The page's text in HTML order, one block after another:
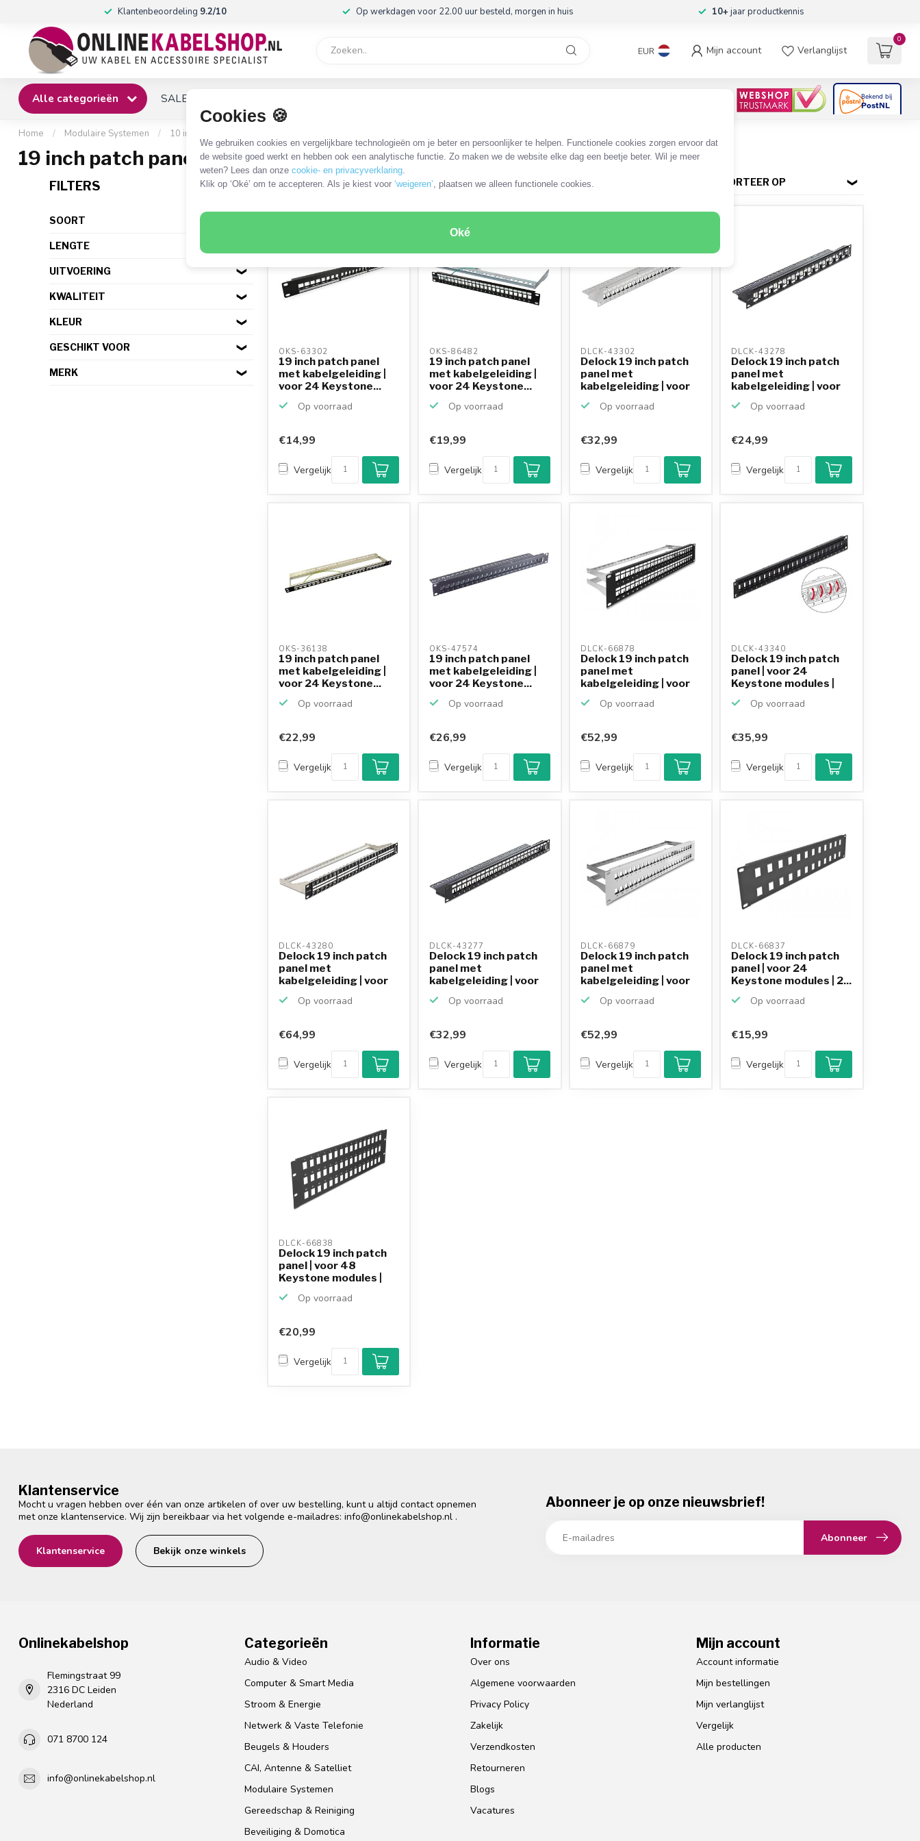
Cookies 🍪
We gebruiken cookies en vergelijkbare technologieën om je beter en persoonlijker te helpen. Functionele cookies zorgen ervoor dat
de website goed werkt en hebben ook een analytische functie. Zo maken we de website elke dag een beetje beter. Wil je meer
weten? Lees dan onze cookie- en privacyverklaring.
Klik op ‘Oké’ om te accepteren. Als je kiest voor ‘weigeren’, plaatsen we alleen functionele cookies.
Oké
Klantenbeoordeling 9.2/10 Op werkdagen voor 22.00 uur besteld, morgen in huis 10+jaar productkennis
EUR Mijn account Verlanglijst
0
Alle categorieën SALE
Home / Modulaire Systemen / 10 inch / 19 inch
19 inch patch panel
FILTERS
SOORT
LENGTE
UITVOERING
KWALITEIT
KLEUR
GESCHIKT VOOR
MERK
13 PRODUCTEN SORTEER OP
OKS-63302
19 inch patch panel
met kabelgeleiding |
voor 24 Keystone...
Op voorraad
€14,99
Vergelijk
OKS-86482
19 inch patch panel
met kabelgeleiding |
voor 24 Keystone...
Op voorraad
€19,99
Vergelijk
DLCK-43302
Delock 19 inch patch
panel met
kabelgeleiding | voor
Op voorraad
€32,99
Vergelijk
DLCK-43278
Delock 19 inch patch
panel met
kabelgeleiding | voor
Op voorraad
€24,99
Vergelijk
OKS-36138
19 inch patch panel
met kabelgeleiding |
voor 24 Keystone...
Op voorraad
€22,99
Vergelijk
OKS-47574
19 inch patch panel
met kabelgeleiding |
voor 24 Keystone...
Op voorraad
€26,99
Vergelijk
DLCK-66878
Delock 19 inch patch
panel met
kabelgeleiding | voor
Op voorraad
€52,99
Vergelijk
DLCK-43340
Delock 19 inch patch
panel | voor 24
Keystone modules |
Op voorraad
€35,99
Vergelijk
DLCK-43280
Delock 19 inch patch
panel met
kabelgeleiding | voor
Op voorraad
€64,99
Vergelijk
DLCK-43277
Delock 19 inch patch
panel met
kabelgeleiding | voor
Op voorraad
€32,99
Vergelijk
DLCK-66879
Delock 19 inch patch
panel met
kabelgeleiding | voor
Op voorraad
€52,99
Vergelijk
DLCK-66837
Delock 19 inch patch
panel | voor 24
Keystone modules | 2...
Op voorraad
Klantenbeoordeling
9,2/10
Achteraf betalen
mogelijk
€15,99
Vergelijk
DLCK-66838
Delock 19 inch patch
panel | voor 48
Keystone modules |
Op voorraad
€20,99
Vergelijk
Klantenservice
Mocht u vragen hebben over één van onze artikelen of over uw bestelling, kunt u altijd contact opnemen
met onze klantenservice. Wij zijn bereikbaar via het volgende e-mailadres: info@onlinekabelshop.nl .
Klantenservice Bekijk onze winkels
Abonneer je op onze nieuwsbrief!
Abonneer
Onlinekabelshop
Flemingstraat 99
2316 DC Leiden
Nederland
071 8700 124
info@onlinekabelshop.nl
Categorieën
Audio & Video
Computer & Smart Media
Stroom & Energie
Netwerk & Vaste Telefonie
Beugels & Houders
CAI, Antenne & Satelliet
Modulaire Systemen
Gereedschap & Reiniging
Beveiliging & Domotica
Informatie
Over ons
Algemene voorwaarden
Privacy Policy
Zakelijk
Verzendkosten
Retourneren
Blogs
Vacatures
Mijn account
Account informatie
Mijn bestellingen
Mijn verlanglijst
Vergelijk
Alle producten